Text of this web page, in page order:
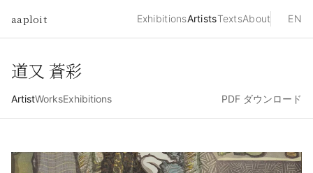
aaploit ExhibitionsArtistsTextsAbout EN
道又 蒼彩
ArtistWorksExhibitions PDF ダウンロード